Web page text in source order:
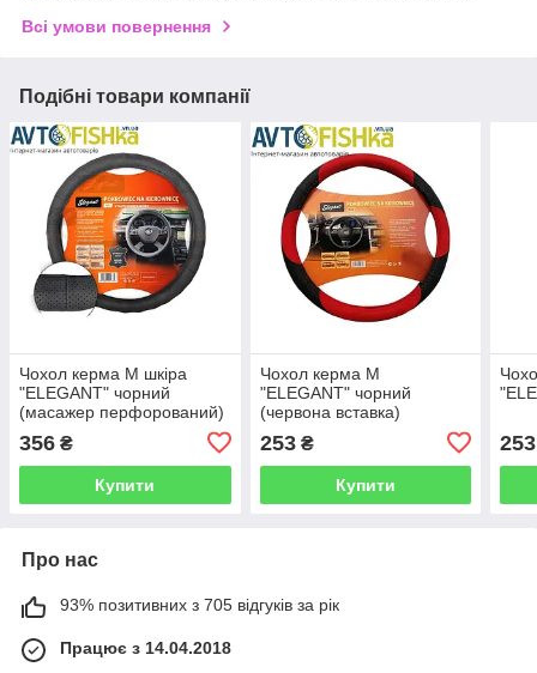
Всі умови повернення
Подібні товари компанії
Чохол керма M шкіра
"ELEGANT" чорний
(масажер перфорований)
356 ₴
Купити
Чохол керма M
"ELEGANT" чорний
(червона вставка)
253₴
Купити
253
Про нас
93% позитивних з 705 відгуків за рік
Працює з 14.04.2018